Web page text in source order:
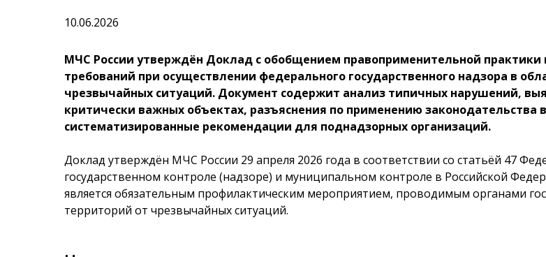
10.06.2026
МЧС России утверждён Доклад с обобщением правоприменительной
требований при осуществлении федерального государственного надзора в
чрезвычайных ситуаций. Документ содержит анализ типичных нарушений,
критически важных объектах, разъяснения по применению
систематизированные рекомендации для поднадзорных организаций.
Доклад утверждён МЧС России 29 апреля 2026 года в соответствии со статьёй 47
государственном контроле (надзоре) и муниципальном контроле в Российской
является обязательным профилактическим мероприятием, проводимым органами
территорий от чрезвычайных ситуаций.